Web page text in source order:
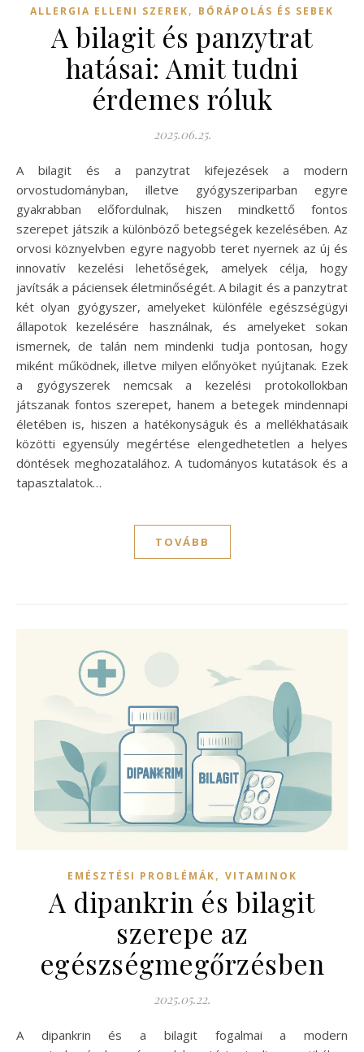
ALLERGIA ELLENI SZEREK, BŐRÁPOLÁS ÉS SEBEK
A bilagit és panzytrat
hatásai: Amit tudni
érdemes róluk
2025.06.25.
A bilagit és a panzytrat kifejezések a modern
orvostudományban, illetve gyógyszeriparban egyre
gyakrabban előfordulnak, hiszen mindkettő fontos
szerepet játszik a különböző betegségek kezelésében. Az
orvosi köznyelvben egyre nagyobb teret nyernek az új és
innovatív kezelési lehetőségek, amelyek célja, hogy
javítsák a páciensek életminőségét. A bilagit és a panzytrat
két olyan gyógyszer, amelyeket különféle egészségügyi
állapotok kezelésére használnak, és amelyeket sokan
ismernek, de talán nem mindenki tudja pontosan, hogy
miként működnek, illetve milyen előnyöket nyújtanak. Ezek
a gyógyszerek nemcsak a kezelési protokollokban
játszanak fontos szerepet, hanem a betegek mindennapi
életében is, hiszen a hatékonyságuk és a mellékhatásaik
közötti egyensúly megértése elengedhetetlen a helyes
döntések meghozatalához. A tudományos kutatások és a
tapasztalatok…
TOVÁBB
EMÉSZTÉSI PROBLÉMÁK, VITAMINOK
A dipankrin és bilagit
szerepe az
egészségmegőrzésben
2025.05.22.
A dipankrin és a bilagit fogalmai a modern